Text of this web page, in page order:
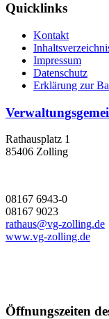
Quicklinks
Kontakt
Impressum
Datenschutz
Erklärung zur
Rathausplatz 1
85406 Zolling
08167 6943-0
08167 9023
rathaus@vg-zolling.de
www.vg-zolling.de
Öffnungszeiten